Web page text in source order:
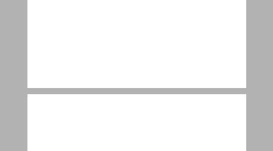
פרק ב (א-י) ... 19